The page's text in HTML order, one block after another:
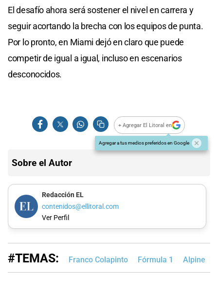
El desafío ahora será sostener el nivel en carrera y
seguir acortando la brecha con los equipos de punta.
Por lo pronto, en Miami dejó en claro que puede
competir de igual a igual, incluso en escenarios
desconocidos.
+ Agregar El Litoral en
Agregar a tus medios preferidos en Google
Sobre el Autor
Redacción EL
contenidos@ellitoral.com
Ver Perfil
#TEMAS: Franco Colapinto Fórmula 1 Alpine